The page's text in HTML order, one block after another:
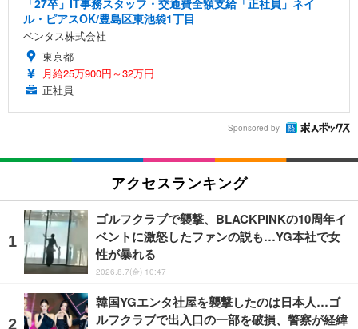
ル・ピアスOK/豊島区東池袋1丁目
ベンタス株式会社
東京都
月給25万900円～32万円
正社員
Sponsored by
アクセスランキング
ゴルフクラブで襲撃、BLACKPINKの10周年イ
ベントに激怒したファンの説も…YG本社で女
性が暴れる
2026.8.7(金) 10:47
韓国YGエンタ社屋を襲撃したのは日本人…ゴ
ルフクラブで出入口の一部を破損、警察が経緯